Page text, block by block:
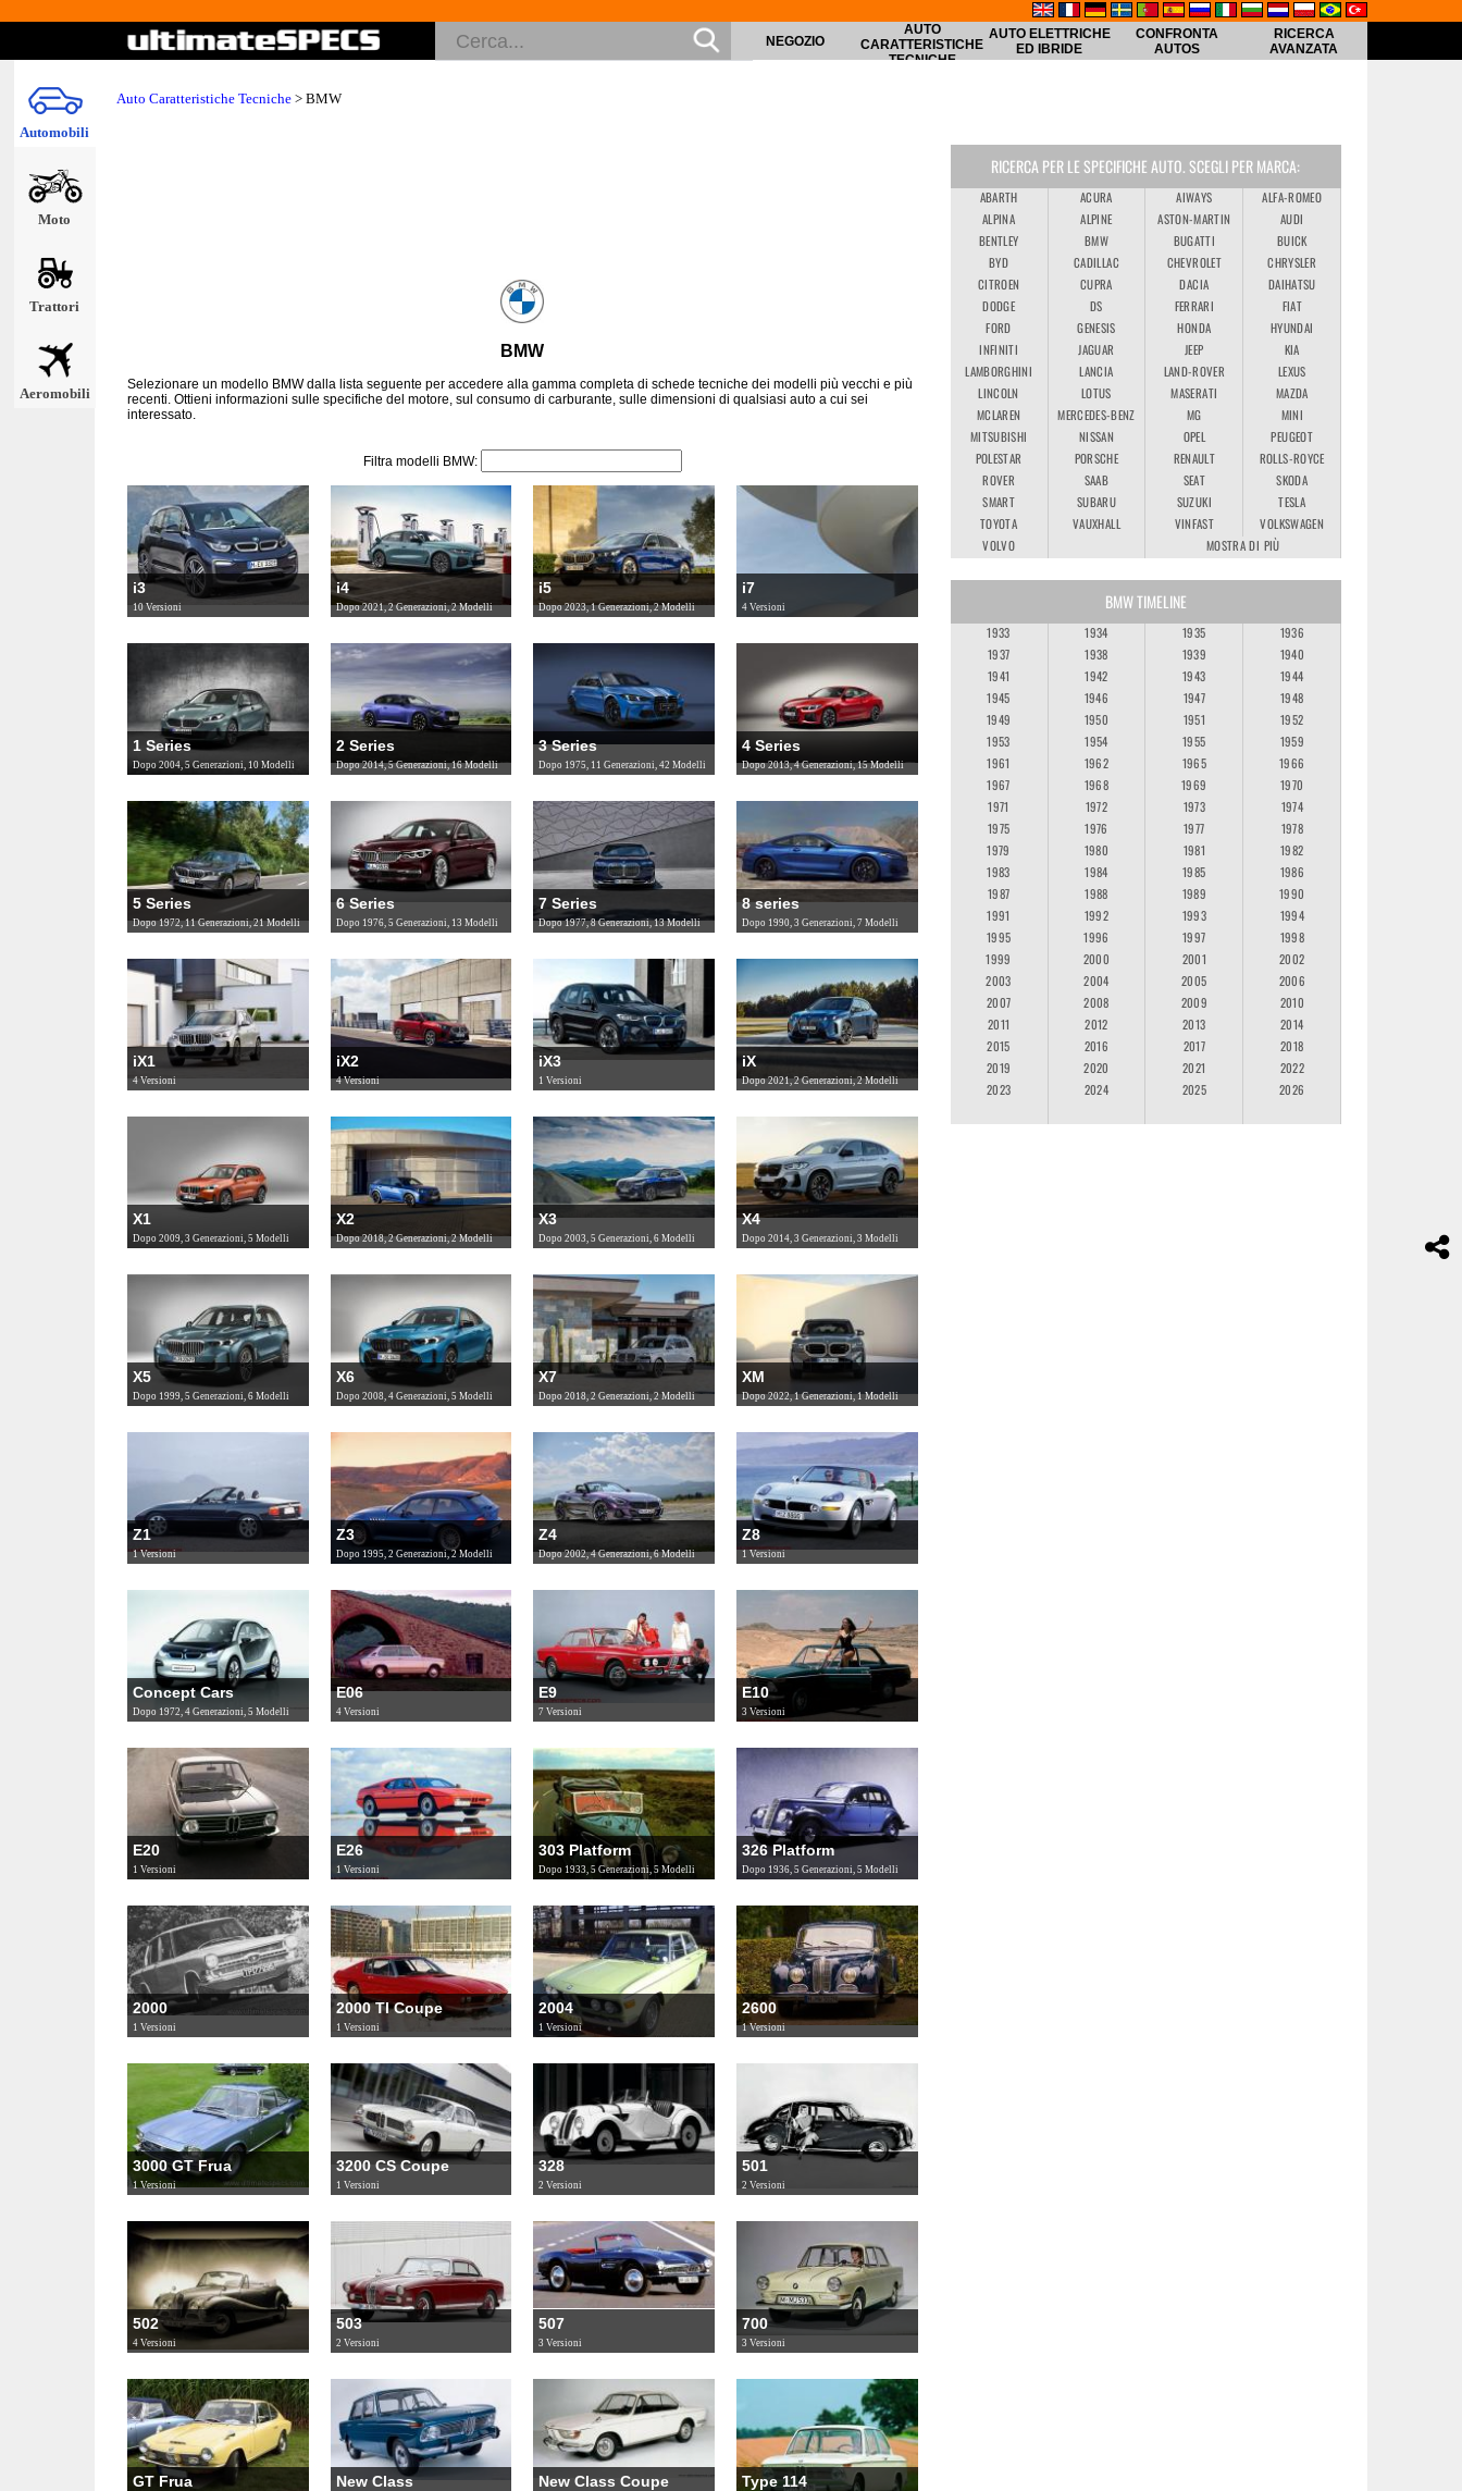
Automobili
Moto
Trattori
Aeromobili
NEGOZIO
AUTO
CARATTERISTICHE
TECNICHE
AUTO ELETTRICHE
ED IBRIDE
CONFRONTA
AUTOS
RICERCA
AVANZATA
Auto Caratteristiche Tecniche > BMW
BMW
Selezionare un modello BMW dalla lista seguente per accedere alla gamma completa di schede tecniche dei modelli più vecchi e più
recenti. Ottieni informazioni sulle specifiche del motore, sul consumo di carburante, sulle dimensioni di qualsiasi auto a cui sei
interessato.
Filtra modelli BMW:
i3
10 Versioni
i4
Dopo 2021, 2 Generazioni, 2 Modelli
i5
Dopo 2023, 1 Generazioni, 2 Modelli
i7
4 Versioni
1 Series
Dopo 2004, 5 Generazioni, 10 Modelli
2 Series
Dopo 2014, 5 Generazioni, 16 Modelli
3 Series
Dopo 1975, 11 Generazioni, 42 Modelli
4 Series
Dopo 2013, 4 Generazioni, 15 Modelli
5 Series
Dopo 1972, 11 Generazioni, 21 Modelli
6 Series
Dopo 1976, 5 Generazioni, 13 Modelli
7 Series
Dopo 1977, 8 Generazioni, 13 Modelli
8 series
Dopo 1990, 3 Generazioni, 7 Modelli
iX1
4 Versioni
iX2
4 Versioni
iX3
1 Versioni
iX
Dopo 2021, 2 Generazioni, 2 Modelli
X1
Dopo 2009, 3 Generazioni, 5 Modelli
X2
Dopo 2018, 2 Generazioni, 2 Modelli
X3
Dopo 2003, 5 Generazioni, 6 Modelli
X4
Dopo 2014, 3 Generazioni, 3 Modelli
X5
Dopo 1999, 5 Generazioni, 6 Modelli
X6
Dopo 2008, 4 Generazioni, 5 Modelli
X7
Dopo 2018, 2 Generazioni, 2 Modelli
XM
Dopo 2022, 1 Generazioni, 1 Modelli
Z1
1 Versioni
Z3
Dopo 1995, 2 Generazioni, 2 Modelli
Z4
Dopo 2002, 4 Generazioni, 6 Modelli
Z8
1 Versioni
Concept Cars
Dopo 1972, 4 Generazioni, 5 Modelli
E06
4 Versioni
E9
7 Versioni
E10
3 Versioni
E20
1 Versioni
E26
1 Versioni
303 Platform
Dopo 1933, 5 Generazioni, 5 Modelli
326 Platform
Dopo 1936, 5 Generazioni, 5 Modelli
2000
1 Versioni
2000 TI Coupe
1 Versioni
2004
1 Versioni
2600
1 Versioni
3000 GT Frua
1 Versioni
3200 CS Coupe
1 Versioni
328
2 Versioni
501
2 Versioni
502
4 Versioni
503
2 Versioni
507
3 Versioni
700
3 Versioni
GT Frua New Class New Class Coupe Type 114
RICERCA PER LE SPECIFICHE AUTO. SCEGLI PER MARCA:
ABARTH ACURA AIWAYS
ALFA-ROMEO
ALPINA
ALPINE ASTON-MARTIN
AUDI
BENTLEY
BMW BUGATTI
BUICK
BYD
CADILLAC CHEVROLET
CHRYSLER
CITROEN
CUPRA DACIA
DAIHATSU
DODGE
DS FERRARI
FIAT
FORD
GENESIS HONDA
HYUNDAI
INFINITI
JAGUAR JEEP
KIA
LAMBORGHINI
LANCIA LAND-ROVER
LEXUS
LINCOLN
LOTUS MASERATI
MAZDA
MCLAREN
MERCEDES-BENZ MG
MINI
MITSUBISHI
NISSAN OPEL
PEUGEOT
POLESTAR
PORSCHE RENAULT
ROLLS-ROYCE
ROVER
SAAB SEAT
SKODA
SMART
SUBARU SUZUKI
TESLA
TOYOTA
VAUXHALL VINFAST
VOLKSWAGEN
VOLVO
MOSTRA DI PIÙ
BMW TIMELINE
1933 1934 1935
1936
1937
1938 1939
1940
1941
1942 1943
1944
1945
1946 1947
1948
1949
1950 1951
1952
1953
1954 1955
1959
1961
1962 1965
1966
1967
1968 1969
1970
1971
1972 1973
1974
1975
1976 1977
1978
1979
1980 1981
1982
1983
1984 1985
1986
1987
1988 1989
1990
1991
1992 1993
1994
1995
1996 1997
1998
1999
2000 2001
2002
2003
2004 2005
2006
2007
2008 2009
2010
2011
2012 2013
2014
2015
2016 2017
2018
2019
2020 2021
2022
2023
2024 2025 2026